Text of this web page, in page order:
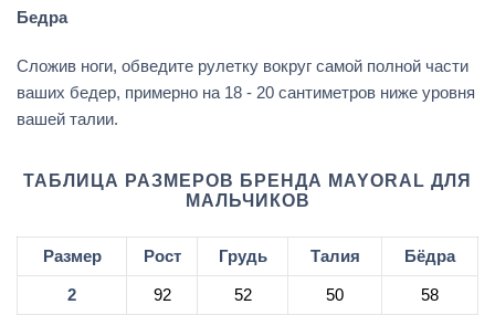
Бедра
Сложив ноги, обведите рулетку вокруг самой полной части
ваших бедер, примерно на 18 - 20 сантиметров ниже уровня
вашей талии.
ТАБЛИЦА РАЗМЕРОВ БРЕНДА MAYORAL ДЛЯ
МАЛЬЧИКОВ
Размер Рост Грудь Талия Бёдра
2 92 52 50 58